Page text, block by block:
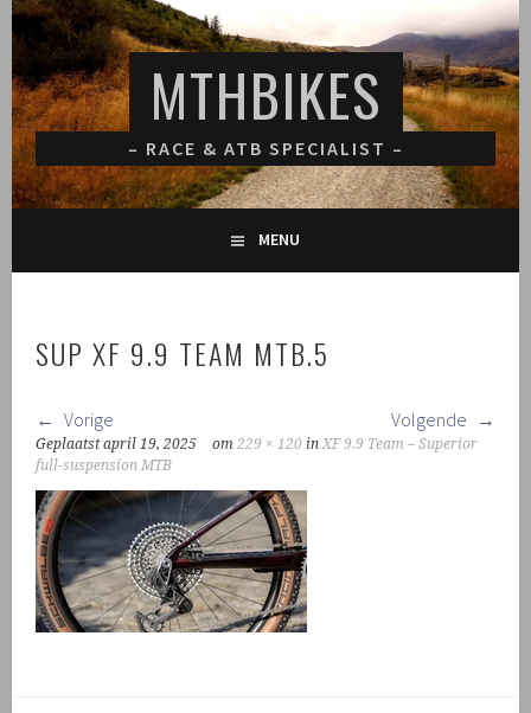
Spring
naar
inhoud
MTHBIKES
– RACE & ATB SPECIALIST –
MENU
SUP XF 9.9 TEAM MTB.5
Vorige Volgende
Geplaatstapril 19, 2025 om229 × 120 inXF 9.9 Team – Superior
full-suspension MTB